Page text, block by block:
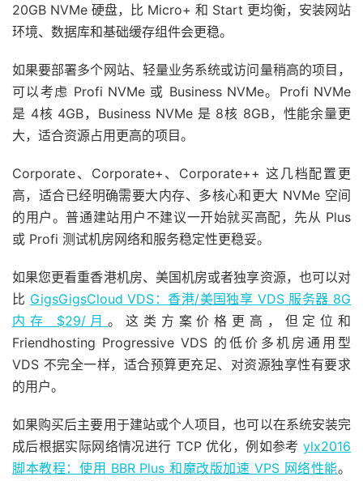
20GB NVMe 硬盘，比 Micro+ 和 Start 更均衡，安装网站
环境、数据库和基础缓存组件会更稳。
如果要部署多个网站、轻量业务系统或访问量稍高的项目，
可以考虑 Profi NVMe 或 Business NVMe。Profi NVMe
是 4核 4GB，Business NVMe 是 8核 8GB，性能余量更
大，适合资源占用更高的项目。
Corporate、Corporate+、Corporate++ 这几档配置更
高，适合已经明确需要大内存、多核心和更大 NVMe 空间
的用户。普通建站用户不建议一开始就买高配，先从 Plus
或 Profi 测试机房网络和服务稳定性更稳妥。
如果您更看重香港机房、美国机房或者独享资源，也可以对
比 GigsGigsCloud VDS：香港/美国独享 VDS 服务器 8G
内存 $29/月。这类方案价格更高，但定位和
Friendhosting Progressive VDS 的低价多机房通用型
VDS 不完全一样，适合预算更充足、对资源独享性有要求
的用户。
如果购买后主要用于建站或个人项目，也可以在系统安装完
成后根据实际网络情况进行 TCP 优化，例如参考 ylx2016
脚本教程：使用 BBR Plus 和魔改版加速 VPS 网络性能。